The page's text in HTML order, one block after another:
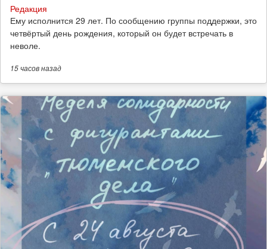
Редакция
Ему исполнится 29 лет. По сообщению группы поддержки, это
четвёртый день рождения, который он будет встречать в
неволе.
15 часовназад